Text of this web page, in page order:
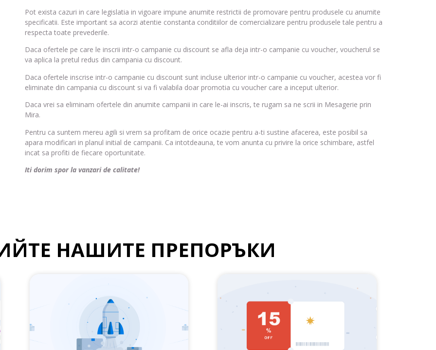
Pot exista cazuri in care legislatia in vigoare impune anumite restrictii de promovare pentru produsele cu anumite
specificatii. Este important sa acorzi atentie constanta conditiilor de comercializare pentru produsele tale pentru a
respecta toate prevederile.
Daca ofertele pe care le inscrii intr-o campanie cu discount se afla deja intr-o campanie cu voucher, voucherul se
va aplica la pretul redus din campania cu discount.
Daca ofertele inscrise intr-o campanie cu discount sunt incluse ulterior intr-o campanie cu voucher, acestea vor fi
eliminate din campania cu discount si va fi valabila doar promotia cu voucher care a inceput ulterior.
Daca vrei sa eliminam ofertele din anumite campanii in care le-ai inscris, te rugam sa ne scrii in Mesagerie prin
Mira.
Pentru ca suntem mereu agili si vrem sa profitam de orice ocazie pentru a-ti sustine afacerea, este posibil sa
apara modificari in planul initial de campanii. Ca intotdeauna, te vom anunta cu privire la orice schimbare, astfel
incat sa profiti de fiecare oportunitate.
Iti dorim spor la vanzari de calitate!
НАШИТЕ ПРЕПОРЪКИ